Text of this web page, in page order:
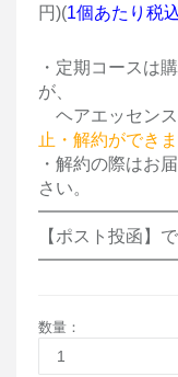
円)(1個あたり税
・定期コースは
が、
ヘアエッセン
止・解約ができま
・ 解約の際はお
さい。
【ポスト投函】
数量 ：